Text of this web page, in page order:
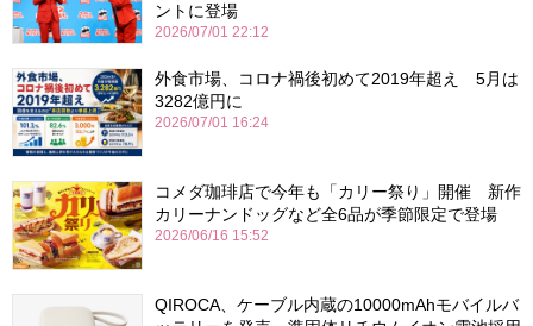
ントに登場
2026/07/01 22:12
外食市場、コロナ禍後初めて2019年超え 5月は
3282億円に
2026/07/01 16:24
コメダ珈琲店で今年も「カリー祭り」開催 新作
カリーナンドッグなど全6品が季節限定で登場
2026/06/16 15:52
QIROCA、ケーブル内蔵の10000mAhモバイルバ